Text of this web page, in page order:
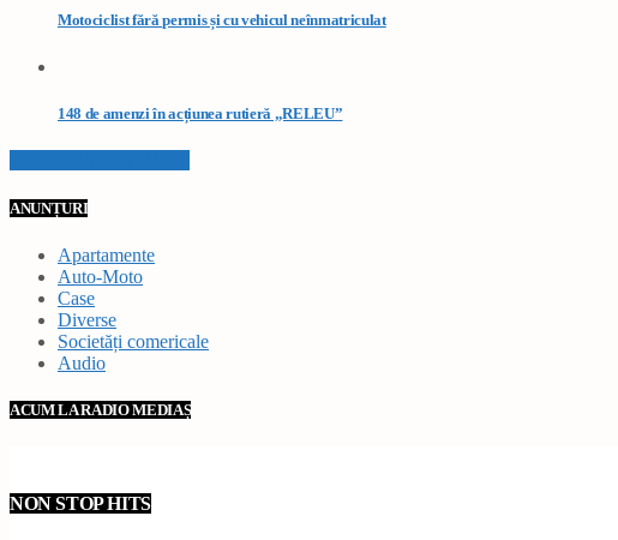
Motociclist fără permis și cu vehicul neînmatriculat
148 de amenzi în acțiunea rutieră „RELEU”
ANUNȚURI
Apartamente
Auto-Moto
Case
Diverse
Societăți comericale
Audio
ACUM LA RADIO MEDIAȘ
NON STOP HITS